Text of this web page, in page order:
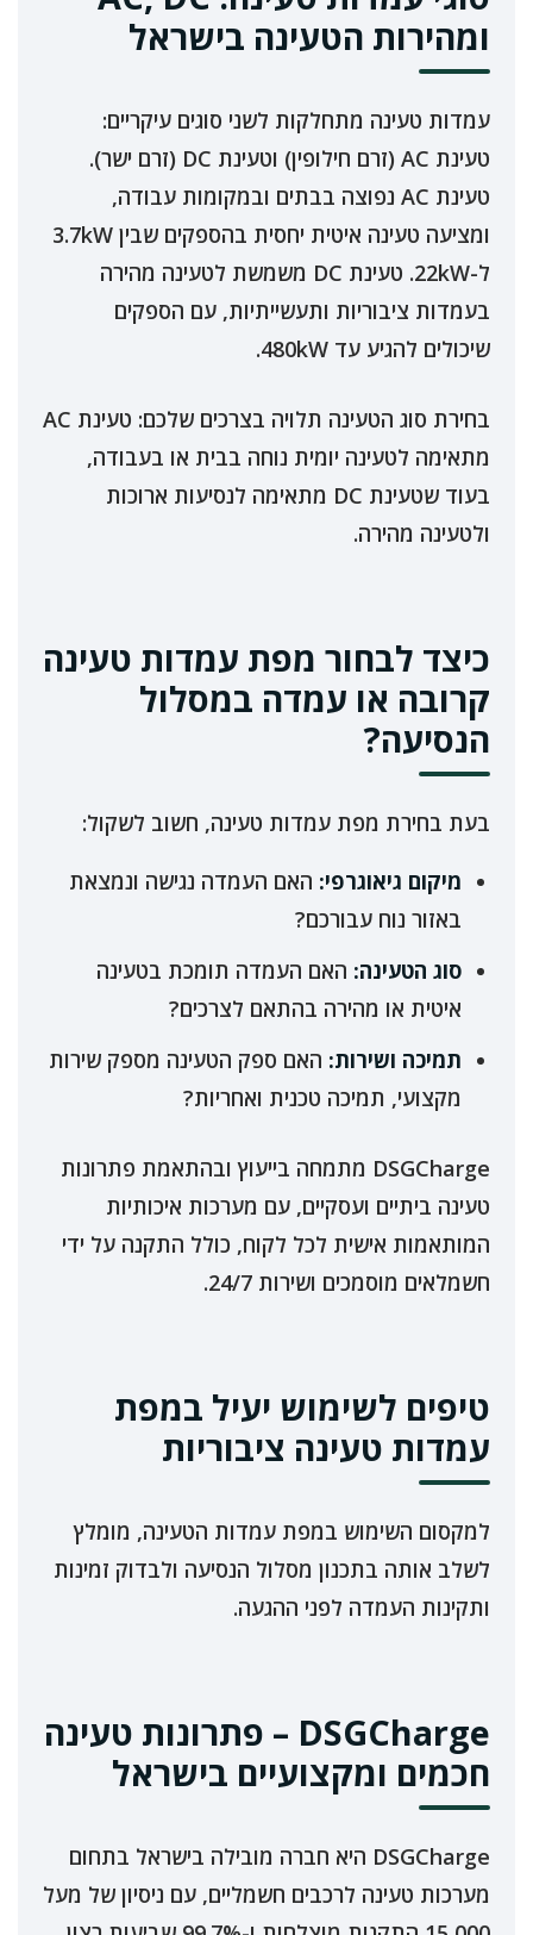
ומהירות הטעינה בישראל
עמדות טעינה מתחלקות לשני סוגים עיקריים:
טעינת AC (זרם חילופין) וטעינת DC (זרם ישר).
טעינת AC נפוצה בבתים ובמקומות עבודה,
ומציעה טעינה איטית יחסית בהספקים שבין 3.7kW
ל-22kW. טעינת DC משמשת לטעינה מהירה
בעמדות ציבוריות ותעשייתיות, עם הספקים
שיכולים להגיע עד 480kW.
בחירת סוג הטעינה תלויה בצרכים שלכם: טעינת AC
מתאימה לטעינה יומית נוחה בבית או בעבודה,
בעוד שטעינת DC מתאימה לנסיעות ארוכות
ולטעינה מהירה.
כיצד לבחור מפת עמדות טעינה
קרובה או עמדה במסלול
הנסיעה?
בעת בחירת מפת עמדות טעינה, חשוב לשקול:
מיקום גיאוגרפי: האם העמדה נגישה ונמצאת
באזור נוח עבורכם?
סוג הטעינה: האם העמדה תומכת בטעינה
איטית או מהירה בהתאם לצרכים?
תמיכה ושירות: האם ספק הטעינה מספק שירות
מקצועי, תמיכה טכנית ואחריות?
DSGCharge מתמחה בייעוץ ובהתאמת פתרונות
טעינה ביתיים ועסקיים, עם מערכות איכותיות
המותאמות אישית לכל לקוח, כולל התקנה על ידי
חשמלאים מוסמכים ושירות 24/7.
טיפים לשימוש יעיל במפת
עמדות טעינה ציבוריות
למקסום השימוש במפת עמדות הטעינה, מומלץ
לשלב אותה בתכנון מסלול הנסיעה ולבדוק זמינות
ותקינות העמדה לפני ההגעה.
DSGCharge – פתרונות טעינה
חכמים ומקצועיים בישראל
DSGCharge היא חברה מובילה בישראל בתחום
מערכות טעינה לרכבים חשמליים, עם ניסיון של מעל